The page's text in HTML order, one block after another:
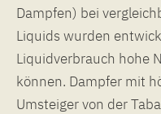
Dampfen) bei
Liquids wurden
Liquidverbrauch hohe
können. Dampfer mit
Umsteiger von der